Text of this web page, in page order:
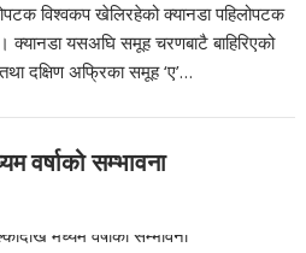
विश्वकप खेलिरहेको क्यानडा पहिलोपटक
यसअघि समूह चरणबाटै बाहिरिएको
दक्षिण अफ्रिका समूह ‘ए’…
वर्षाको सम्भावना